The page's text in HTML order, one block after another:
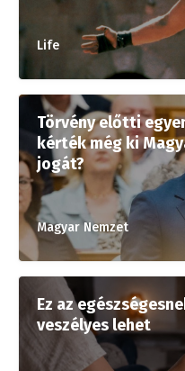
Life
Törvény előtti
kérték még ki
jogát?
Magyar Nemzet
Ez az
veszélyes lehet